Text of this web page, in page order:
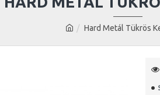
Hard Metál Tükrös